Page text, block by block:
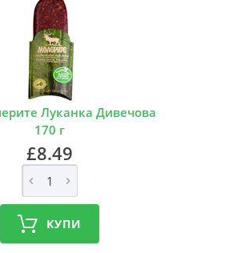
Луканка Дивечова
170 г
£8.49
КУПИ